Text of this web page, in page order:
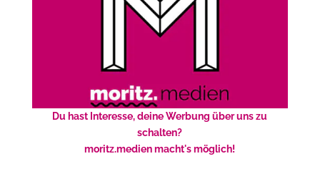
Du hast Interesse, deine Werbung über uns zu
schalten?
moritz.medien macht's möglich!